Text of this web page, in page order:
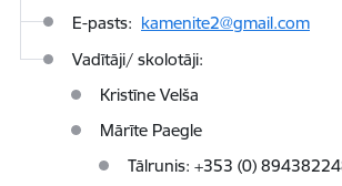
E-pasts: kamenite2@gmail.com
Vadītāji/ skolotāji:
Kristīne Velša
Mārīte Paegle
Tālrunis: +353 (0)